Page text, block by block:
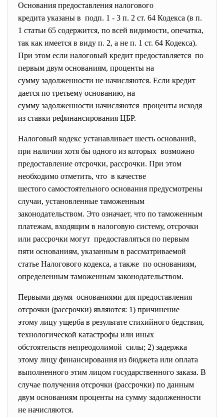
Основания предоставления налогового
кредита указаны в подп. 1 - 3 п. 2 ст. 64 Кодекса (в п.
1 статьи 65 содержится, по всей видимости, опечатка,
так как имеется в виду п. 2, а не п. 1 ст. 64 Кодекса).
При этом если налоговый кредит предоставляется по
первым двум основаниям, проценты на
сумму задолженности не начисляются. Если кредит
дается по третьему основанию, на
сумму задолженности начисляются проценты исходя
из ставки рефинансирования ЦБР.
Налоговый кодекс устанавливает шесть оснований,
при наличии хотя бы одного из которых возможно
предоставление отсрочки, рассрочки. При этом
необходимо отметить, что в качестве
шестого самостоятельного основания предусмотрены
случаи, установленные таможенным
законодательством. Это означает, что по таможенным
платежам, входящим в налоговую систему, отсрочки
или рассрочки могут предоставляться по первым
пяти основаниям, указанным в рассматриваемой
статье Налогового кодекса, а также по основаниям,
определенным таможенным законодательством.
Первыми двумя основаниями для предоставления
отсрочки (рассрочки) являются: 1) причинение
этому лицу ущерба в результате стихийного бедствия,
технологической катастрофы или иных
обстоятельств непреодолимой силы; 2) задержка
этому лицу финансирования из бюджета или оплата
выполненного этим лицом государственного заказа. В
случае получения отсрочки (рассрочки) по данным
двум основаниям проценты на сумму задолженности
не начисляются.